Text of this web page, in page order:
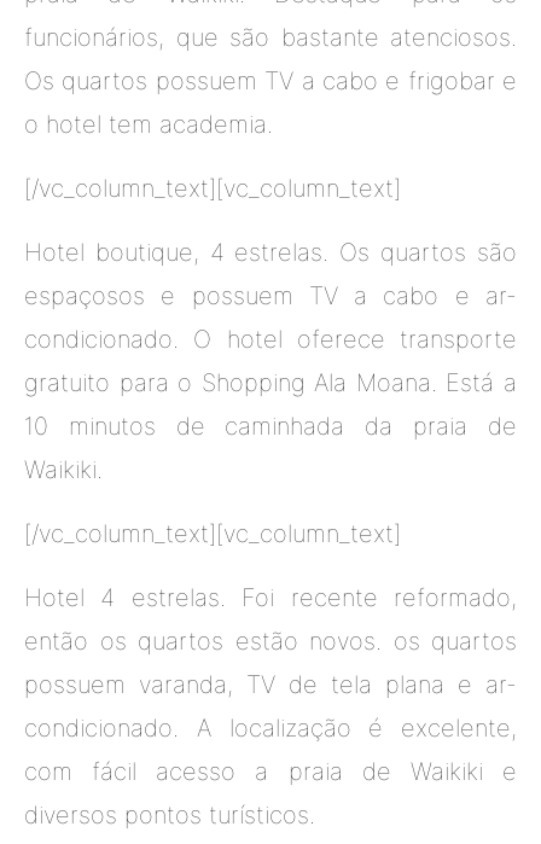
funcionários, que são bastante atenciosos.
Os quartos possuem TV a cabo e frigobar e
o hotel tem academia.
[/vc_column_text][vc_column_text]
Hotel boutique, 4 estrelas. Os quartos são
espaçosos e possuem TV a cabo e ar-
condicionado. O hotel oferece transporte
gratuito para o Shopping Ala Moana. Está a
10 minutos de caminhada da praia de
Waikiki.
[/vc_column_text][vc_column_text]
Hotel 4 estrelas. Foi recente reformado,
então os quartos estão novos. os quartos
possuem varanda, TV de tela plana e ar-
condicionado. A localização é excelente,
com fácil acesso a praia de Waikiki e
diversos pontos turísticos.